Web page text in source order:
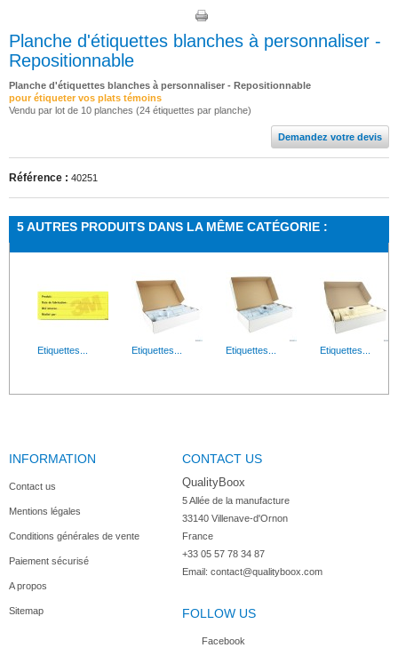
Planche d'étiquettes blanches à personnaliser -
Repositionnable
Planche d'étiquettes blanches à personnaliser - Repositionnable
pour étiqueter vos plats témoins
Vendu par lot de 10 planches (24 étiquettes par planche)
Demandez votre devis
Référence : 40251
5 AUTRES PRODUITS DANS LA MÊME CATÉGORIE :
Etiquettes... Etiquettes... Etiquettes... Etiquettes...
INFORMATION
Contact us
Mentions légales
Conditions générales de vente
Paiement sécurisé
A propos
Sitemap
CONTACT US
QualityBoox
5 Allée de la manufacture
33140 Villenave-d'Ornon
France
+33 05 57 78 34 87
Email: contact@qualityboox.com
FOLLOW US
Facebook